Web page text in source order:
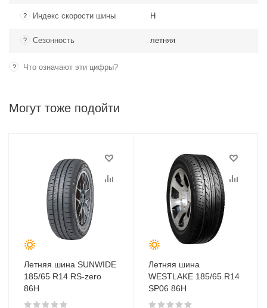
? Индекс скорости шины H
? Сезонность летняя
? Что означают эти цифры?
Могут тоже подойти
Летняя шина SUNWIDE
185/65 R14 RS-zero
86H
Летняя шина
WESTLAKE 185/65 R14
SP06 86H